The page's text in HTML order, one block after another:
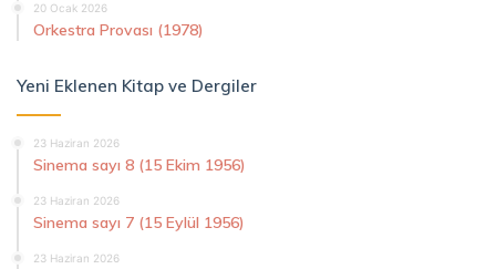
20 Ocak 2026
Orkestra Provası (1978)
Yeni Eklenen Kitap ve Dergiler
23 Haziran 2026
Sinema sayı 8 (15 Ekim 1956)
23 Haziran 2026
Sinema sayı 7 (15 Eylül 1956)
23 Haziran 2026